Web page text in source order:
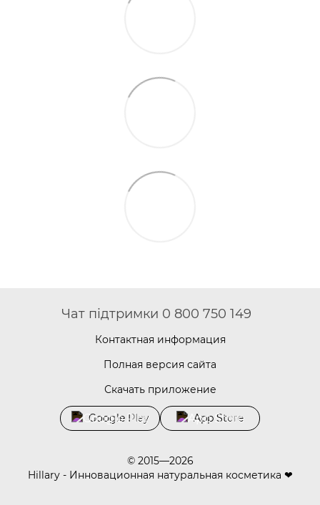
Чат підтримки 0 800 750 149
Контактная информация
Полная версия сайта
Скачать приложение
Google Play App Store
© 2015—2026
Hillary - Инновационная натуральная косметика ❤